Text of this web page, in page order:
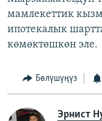
мамлекеттик
ипотекалык
көмөктөшкөн эле.
Бөлүшүңүз
Эрнист